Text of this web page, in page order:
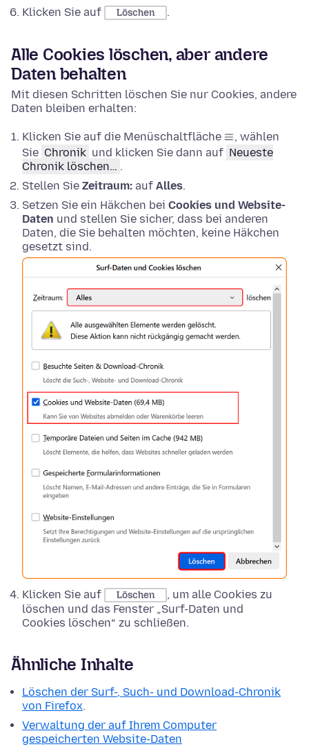
Klicken Sie auf
Löschen .
Alle Cookies löschen, aber andere
Daten behalten
Mit diesen Schritten löschen Sie nur Cookies, andere
Daten bleiben erhalten:
Klicken Sie auf die Menüschaltfläche
, wählen
Sie Chronik und klicken Sie dann auf Neueste
Chronik löschen… .
Stellen Sie Zeitraum: auf Alles.
Setzen Sie ein Häkchen bei Cookies und Website-
Daten und stellen Sie sicher, dass bei anderen
Daten, die Sie behalten möchten, keine Häkchen
gesetzt sind.
Klicken Sie auf Löschen
, um alle Cookies zu
löschen und das Fenster „Surf-Daten und
Cookies löschen“ zu schließen.
Ähnliche Inhalte
Löschen der Surf-, Such- und Download-Chronik
von Firefox.
Verwaltung der auf Ihrem Computer
gespeicherten Website-Daten